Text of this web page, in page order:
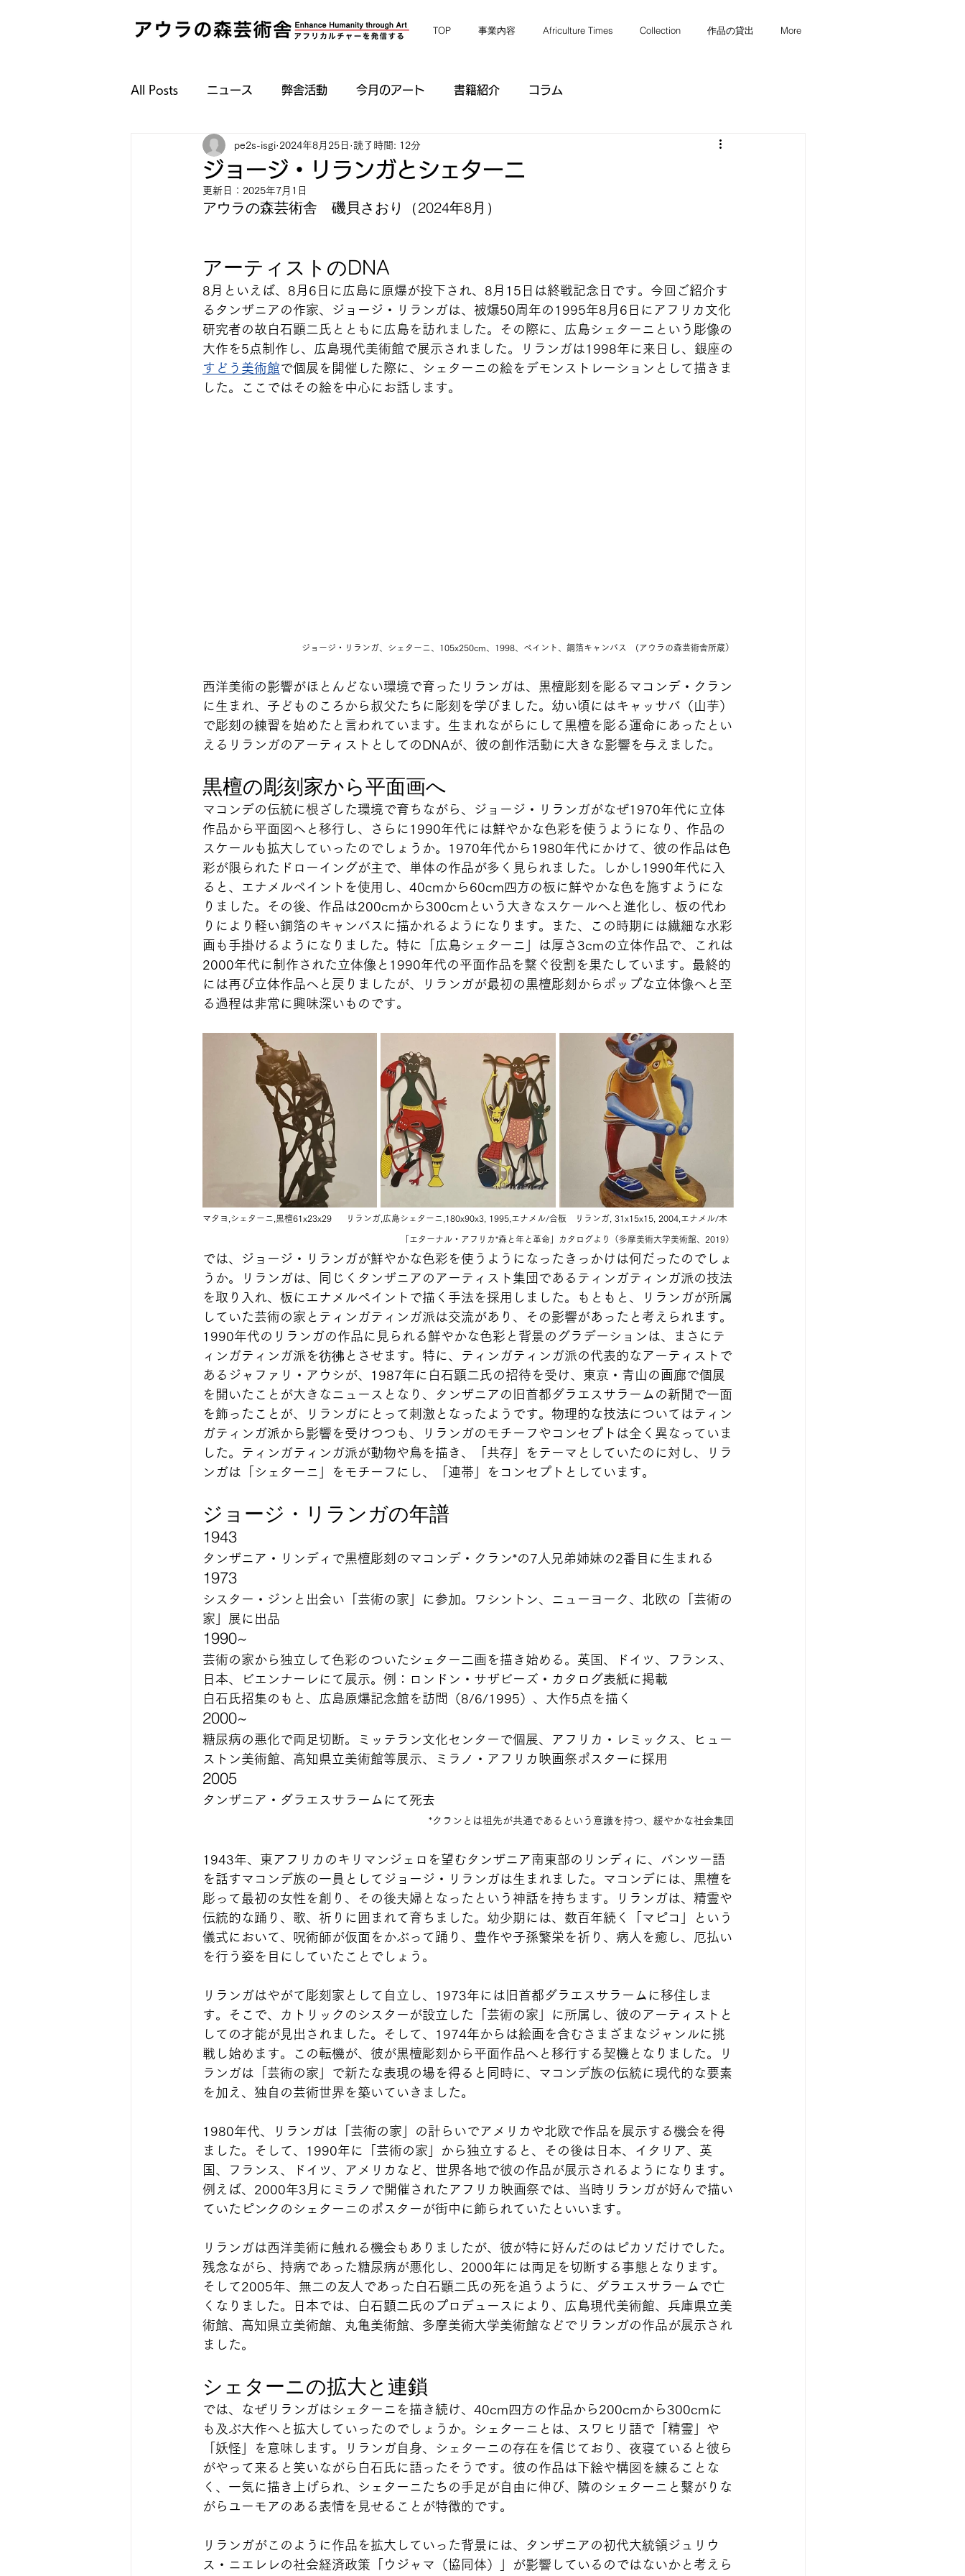
TOP 事業内容 Africulture Times Collection 作品の貸出 More
All Posts ニュース 弊舎活動 今月のアート 書籍紹介 コラム
ジョージ・リランガとシェターニ
pe2s-isgi 2024年8月25日 読了時間: 12分
更新日： 2025年7月1日
アウラの森芸術舎　磯貝さおり（2024年8月）
アーティストのDNA
8月といえば、8月6日に広島に原爆が投下され、8月15日は終戦記念日です。今回ご紹介す
るタンザニアの作家、ジョージ・リランガは、被爆50周年の1995年8月6日にアフリカ文化
研究者の故白石顕二氏とともに広島を訪れました。その際に、広島シェターニという彫像の
大作を5点制作し、広島現代美術館で展示されました。リランガは1998年に来日し、銀座の
すどう美術館で個展を開催した際に、シェターニの絵をデモンストレーションとして描きま
した。ここではその絵を中心にお話します。
ジョージ・リランガ、シェターニ、105x250cm、1998、ペイント、銅箔キャンバス　(アウラの森芸術舎所蔵）
西洋美術の影響がほとんどない環境で育ったリランガは、黒檀彫刻を彫るマコンデ・クラン
に生まれ、子どものころから叔父たちに彫刻を学びました。幼い頃にはキャッサバ（山芋）
で彫刻の練習を始めたと言われています。生まれながらにして黒檀を彫る運命にあったとい
えるリランガのアーティストとしてのDNAが、彼の創作活動に大きな影響を与えました。
黒檀の彫刻家から平面画へ
マコンデの伝統に根ざした環境で育ちながら、ジョージ・リランガがなぜ1970年代に立体
作品から平面図へと移行し、さらに1990年代には鮮やかな色彩を使うようになり、作品の
スケールも拡大していったのでしょうか。1970年代から1980年代にかけて、彼の作品は色
彩が限られたドローイングが主で、単体の作品が多く見られました。しかし1990年代に入
ると、エナメルペイントを使用し、40cmから60cm四方の板に鮮やかな色を施すようにな
りました。その後、作品は200cmから300cmという大きなスケールへと進化し、板の代わ
りにより軽い銅箔のキャンバスに描かれるようになります。また、この時期には繊細な水彩
画も手掛けるようになりました。特に「広島シェターニ」は厚さ3cmの立体作品で、これは
2000年代に制作された立体像と1990年代の平面作品を繋ぐ役割を果たしています。最終的
には再び立体作品へと戻りましたが、リランガが最初の黒檀彫刻からポップな立体像へと至
る過程は非常に興味深いものです。
マタヨ,シェターニ,黒檀61x23x29 　 リランガ,広島シェターニ,180x90x3, 1995,エナメル/合板　リランガ, 31x15x15, 2004,エナメル/木
「エターナル・アフリカ*森と年と革命」カタログより（多摩美術大学美術館、2019）
では、ジョージ・リランガが鮮やかな色彩を使うようになったきっかけは何だったのでしょ
うか。リランガは、同じくタンザニアのアーティスト集団であるティンガティンガ派の技法
を取り入れ、板にエナメルペイントで描く手法を採用しました。もともと、リランガが所属
していた芸術の家とティンガティンガ派は交流があり、その影響があったと考えられます。
1990年代のリランガの作品に見られる鮮やかな色彩と背景のグラデーションは、まさにテ
ィンガティンガ派を彷彿とさせます。特に、ティンガティンガ派の代表的なアーティストで
あるジャファリ・アウシが、1987年に白石顕二氏の招待を受け、東京・青山の画廊で個展
を開いたことが大きなニュースとなり、タンザニアの旧首都ダラエスサラームの新聞で一面
を飾ったことが、リランガにとって刺激となったようです。物理的な技法についてはティン
ガティンガ派から影響を受けつつも、リランガのモチーフやコンセプトは全く異なっていま
した。ティンガティンガ派が動物や鳥を描き、「共存」をテーマとしていたのに対し、リラ
ンガは「シェターニ」をモチーフにし、「連帯」をコンセプトとしています。
ジョージ・リランガの年譜
1943
タンザニア・リンディで黒檀彫刻のマコンデ・クラン*の7人兄弟姉妹の2番目に生まれる
1973
シスター・ジンと出会い「芸術の家」に参加。ワシントン、ニューヨーク、北欧の「芸術の
家」展に出品
1990~
芸術の家から独立して色彩のついたシェター二画を描き始める。英国、ドイツ、フランス、
日本、ビエンナーレにて展示。例：ロンドン・サザビーズ・カタログ表紙に掲載
白石氏招集のもと、広島原爆記念館を訪問（8/6/1995）、大作5点を描く
2000~
糖尿病の悪化で両足切断。ミッテラン文化センターで個展、アフリカ・レミックス、ヒュー
ストン美術館、高知県立美術館等展示、ミラノ・アフリカ映画祭ポスターに採用
2005
タンザニア・ダラエスサラームにて死去
*クランとは祖先が共通であるという意識を持つ、緩やかな社会集団
1943年、東アフリカのキリマンジェロを望むタンザニア南東部のリンディに、バンツー語
を話すマコンデ族の一員としてジョージ・リランガは生まれました。マコンデには、黒檀を
彫って最初の女性を創り、その後夫婦となったという神話を持ちます。リランガは、精霊や
伝統的な踊り、歌、祈りに囲まれて育ちました。幼少期には、数百年続く「マピコ」という
儀式において、呪術師が仮面をかぶって踊り、豊作や子孫繁栄を祈り、病人を癒し、厄払い
を行う姿を目にしていたことでしょう。
リランガはやがて彫刻家として自立し、1973年には旧首都ダラエスサラームに移住しま
す。そこで、カトリックのシスターが設立した「芸術の家」に所属し、彼のアーティストと
しての才能が見出されました。そして、1974年からは絵画を含むさまざまなジャンルに挑
戦し始めます。この転機が、彼が黒檀彫刻から平面作品へと移行する契機となりました。リ
ランガは「芸術の家」で新たな表現の場を得ると同時に、マコンデ族の伝統に現代的な要素
を加え、独自の芸術世界を築いていきました。
1980年代、リランガは「芸術の家」の計らいでアメリカや北欧で作品を展示する機会を得
ました。そして、1990年に「芸術の家」から独立すると、その後は日本、イタリア、英
国、フランス、ドイツ、アメリカなど、世界各地で彼の作品が展示されるようになります。
例えば、2000年3月にミラノで開催されたアフリカ映画祭では、当時リランガが好んで描い
ていたピンクのシェターニのポスターが街中に飾られていたといいます。
リランガは西洋美術に触れる機会もありましたが、彼が特に好んだのはピカソだけでした。
残念ながら、持病であった糖尿病が悪化し、2000年には両足を切断する事態となります。
そして2005年、無二の友人であった白石顕二氏の死を追うように、ダラエスサラームで亡
くなりました。日本では、白石顕二氏のプロデュースにより、広島現代美術館、兵庫県立美
術館、高知県立美術館、丸亀美術館、多摩美術大学美術館などでリランガの作品が展示され
ました。
シェターニの拡大と連鎖
では、なぜリランガはシェターニを描き続け、40cm四方の作品から200cmから300cmに
も及ぶ大作へと拡大していったのでしょうか。シェターニとは、スワヒリ語で「精霊」や
「妖怪」を意味します。リランガ自身、シェターニの存在を信じており、夜寝ていると彼ら
がやって来ると笑いながら白石氏に語ったそうです。彼の作品は下絵や構図を練ることな
く、一気に描き上げられ、シェターニたちの手足が自由に伸び、隣のシェターニと繋がりな
がらユーモアのある表情を見せることが特徴的です。
リランガがこのように作品を拡大していった背景には、タンザニアの初代大統領ジュリウ
ス・ニエレレの社会経済政策「ウジャマ（協同体）」が影響しているのではないかと考えら